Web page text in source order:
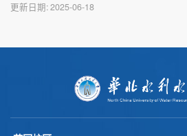
更新日期:2025-06-18